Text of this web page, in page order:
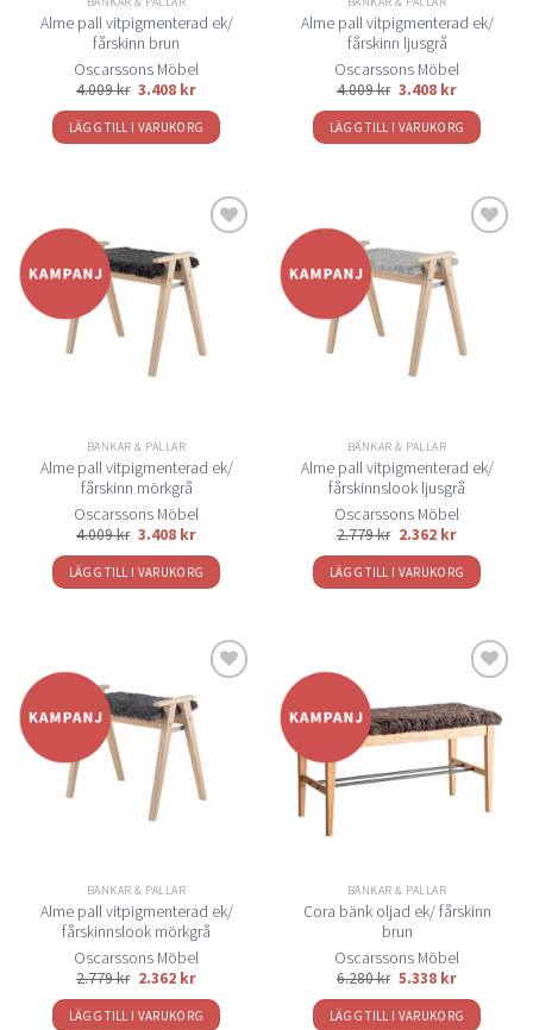
Alme pall vitpigmenterad ek/
fårskinn brun
Oscarssons Möbel
4.009kr 3.408 kr
LÄGG TILL I VARUKORG
Alme pall vitpigmenterad ek/
fårskinn ljusgrå
Oscarssons Möbel
4.009kr 3.408 kr
LÄGG TILL I VARUKORG
önskelistan
BÄNKAR & PALLAR
Alme pall vitpigmenterad ek/
fårskinn mörkgrå
Oscarssons Möbel
4.009kr 3.408 kr
LÄGG TILL I VARUKORG
önskelistan
BÄNKAR & PALLAR
Alme pall vitpigmenterad ek/
fårskinnslook ljusgrå
Oscarssons Möbel
2.779kr 2.362 kr
LÄGG TILL I VARUKORG
önskelistan
BÄNKAR & PALLAR
Alme pall vitpigmenterad ek/
fårskinnslook mörkgrå
Oscarssons Möbel
2.779kr 2.362 kr
LÄGG TILL I VARUKORG
Lägg
till i
BÄNKAR & PALLAR
Cora bänk oljad ek/ fårskinn
brun
Oscarssons Möbel
6.280kr 5.338 kr
LÄGG TILL I VARUKORG